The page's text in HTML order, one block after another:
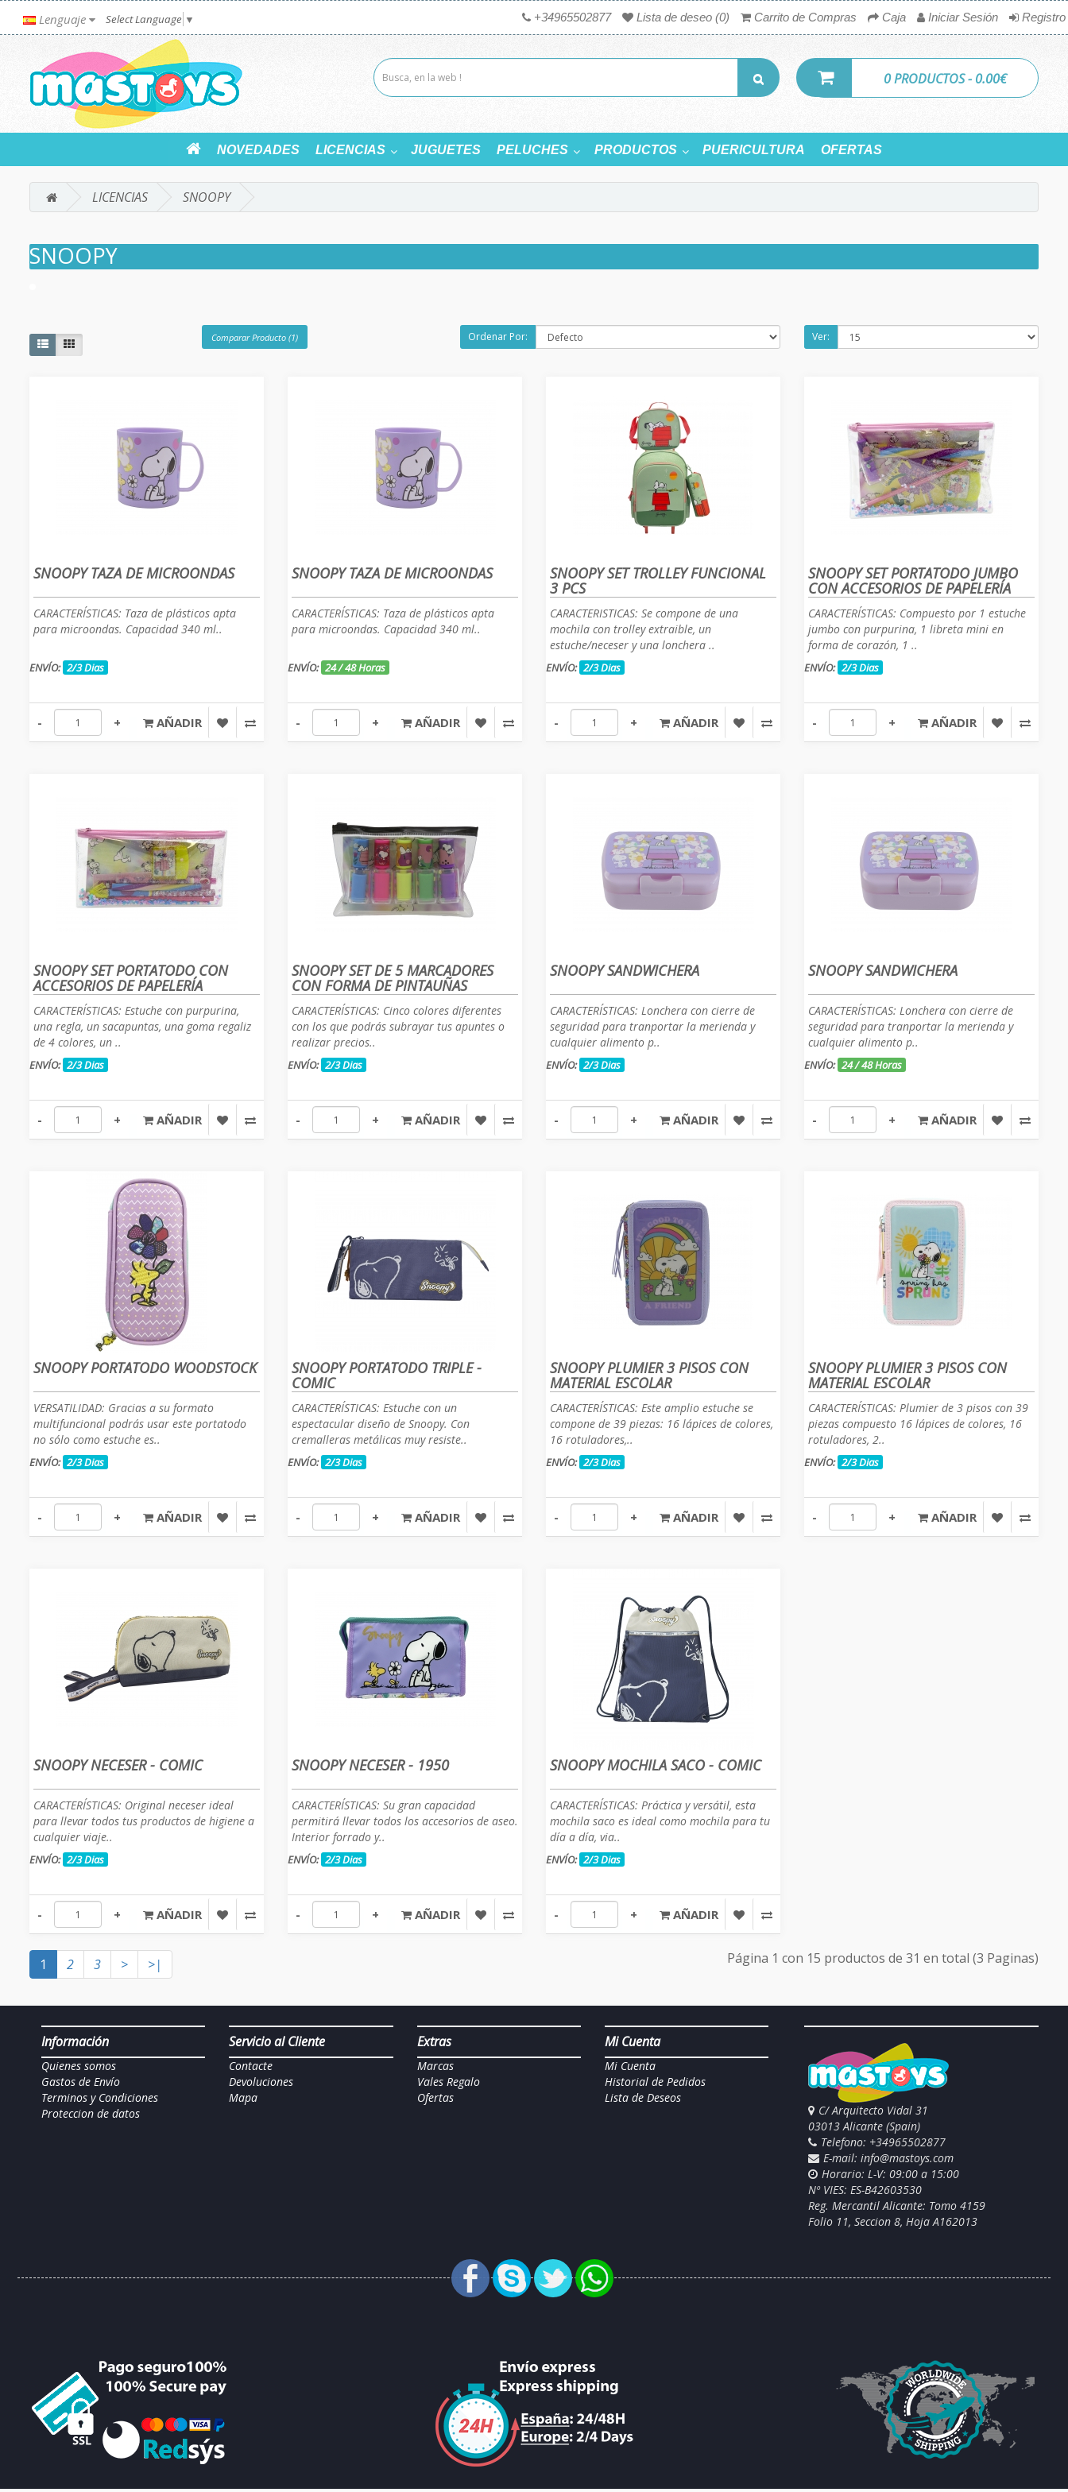
Lenguaje Select Language ▼ +34965502877 Lista de deseo (0) Carrito de Compras Caja Iniciar Sesión Registro
0 PRODUCTOS - 0.00€
NOVEDADES LICENCIAS JUGUETES PELUCHES PRODUCTOS PUERICULTURA OFERTAS
LICENCIAS SNOOPY
SNOOPY
Comparar Producto (1) Ordenar Por: Ver:
SNOOPY TAZA DE MICROONDAS
CARACTERÍSTICAS: Taza de plásticos apta
para microondas. Capacidad 340 ml..
ENVÍO: 2/3 Dias
- + AÑADIR
SNOOPY TAZA DE MICROONDAS
CARACTERÍSTICAS: Taza de plásticos apta
para microondas. Capacidad 340 ml..
ENVÍO: 24 / 48 Horas
- + AÑADIR
SNOOPY SET TROLLEY FUNCIONAL
3 PCS
CARACTERISTICAS: Se compone de una
mochila con trolley extraible, un
estuche/neceser y una lonchera ..
ENVÍO: 2/3 Dias
- + AÑADIR
SNOOPY SET PORTATODO JUMBO
CON ACCESORIOS DE PAPELERÍA
CARACTERÍSTICAS: Compuesto por 1 estuche
jumbo con purpurina, 1 libreta mini en
forma de corazón, 1 ..
ENVÍO: 2/3 Dias
- + AÑADIR
SNOOPY SET PORTATODO CON
ACCESORIOS DE PAPELERÍA
CARACTERÍSTICAS: Estuche con purpurina,
una regla, un sacapuntas, una goma regaliz
de 4 colores, un ..
ENVÍO: 2/3 Dias
- + AÑADIR
SNOOPY SET DE 5 MARCADORES
CON FORMA DE PINTAUÑAS
CARACTERÍSTICAS: Cinco colores diferentes
con los que podrás subrayar tus apuntes o
realizar precios..
ENVÍO: 2/3 Dias
- + AÑADIR
SNOOPY SANDWICHERA
CARACTERÍSTICAS: Lonchera con cierre de
seguridad para tranportar la merienda y
cualquier alimento p..
ENVÍO: 2/3 Dias
- + AÑADIR
SNOOPY SANDWICHERA
CARACTERÍSTICAS: Lonchera con cierre de
seguridad para tranportar la merienda y
cualquier alimento p..
ENVÍO: 24 / 48 Horas
- + AÑADIR
SNOOPY PORTATODO WOODSTOCK
VERSATILIDAD: Gracias a su formato
multifuncional podrás usar este portatodo
no sólo como estuche es..
ENVÍO: 2/3 Dias
- + AÑADIR
SNOOPY PORTATODO TRIPLE -
COMIC
CARACTERÍSTICAS: Estuche con un
espectacular diseño de Snoopy. Con
cremalleras metálicas muy resiste..
ENVÍO: 2/3 Dias
- + AÑADIR
SNOOPY PLUMIER 3 PISOS CON
MATERIAL ESCOLAR
CARACTERÍSTICAS: Este amplio estuche se
compone de 39 piezas: 16 lápices de colores,
16 rotuladores,..
ENVÍO: 2/3 Dias
- + AÑADIR
SNOOPY PLUMIER 3 PISOS CON
MATERIAL ESCOLAR
CARACTERÍSTICAS: Plumier de 3 pisos con 39
piezas compuesto 16 lápices de colores, 16
rotuladores, 2..
ENVÍO: 2/3 Dias
- + AÑADIR
SNOOPY NECESER - COMIC
CARACTERÍSTICAS: Original neceser ideal
para llevar todos tus productos de higiene a
cualquier viaje..
ENVÍO: 2/3 Dias
- + AÑADIR
SNOOPY NECESER - 1950
CARACTERÍSTICAS: Su gran capacidad
permitirá llevar todos los accesorios de aseo.
Interior forrado y..
ENVÍO: 2/3 Dias
- + AÑADIR
SNOOPY MOCHILA SACO - COMIC
CARACTERÍSTICAS: Práctica y versátil, esta
mochila saco es ideal como mochila para tu
día a día, via..
ENVÍO: 2/3 Dias
- + AÑADIR
1 2 3 > >| Página 1 con 15 productos de 31 en total (3 Paginas)
Información
Quienes somos
Gastos de Envío
Terminos y Condiciones
Proteccion de datos
Servicio al Cliente
Contacte
Devoluciones
Mapa
Extras
Marcas
Vales Regalo
Ofertas
Mi Cuenta
Mi Cuenta
Historial de Pedidos
Lista de Deseos
C/ Arquitecto Vidal 31
03013 Alicante (Spain)
Telefono: +34965502877
E-mail: info@mastoys.com
Horario: L-V: 09:00 a 15:00
Nº VIES: ES-B42603530
Reg. Mercantil Alicante: Tomo 4159
Folio 11, Seccion 8, Hoja A162013